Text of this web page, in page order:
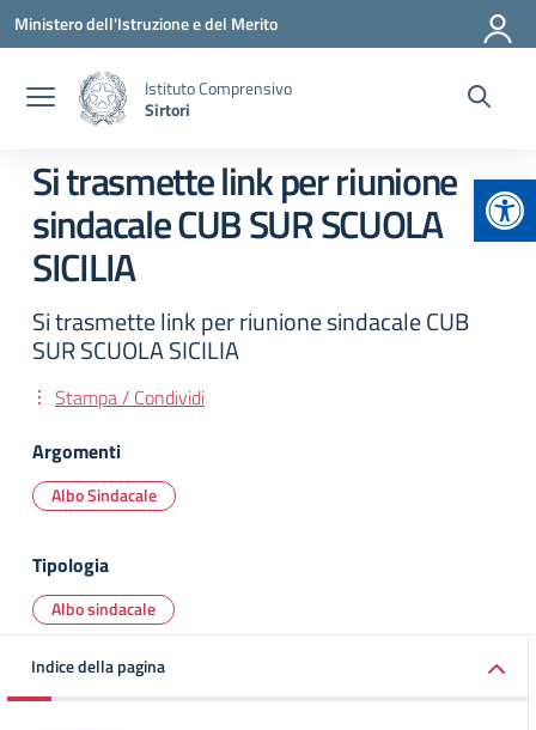
Vai ai contenuti
Vai al menu di navigazione
Vai al footer
Ministero dell'Istruzione e del Merito
Istituto Comprensivo
Sirtori
Si trasmette link per riunione
sindacale CUB SUR SCUOLA
SICILIA
Si trasmette link per riunione sindacale CUB
SUR SCUOLA SICILIA
Stampa / Condividi
Argomenti
Albo Sindacale
Tipologia
Albo sindacale
Indice della pagina